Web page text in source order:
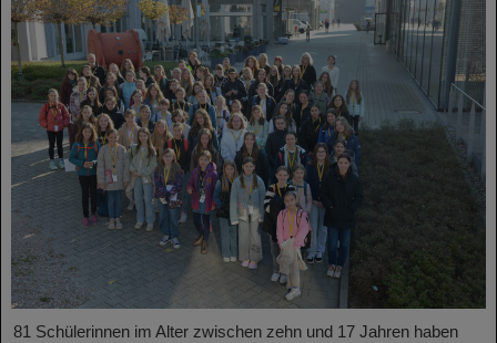
81 Schülerinnen im Alter zwischen zehn und 17 Jahren haben